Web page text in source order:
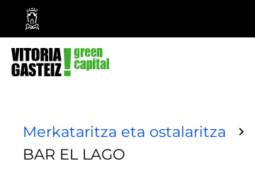
Vitoria-
Gasteizko
Udala
Merkataritza eta ostalaritza
BAR EL LAGO